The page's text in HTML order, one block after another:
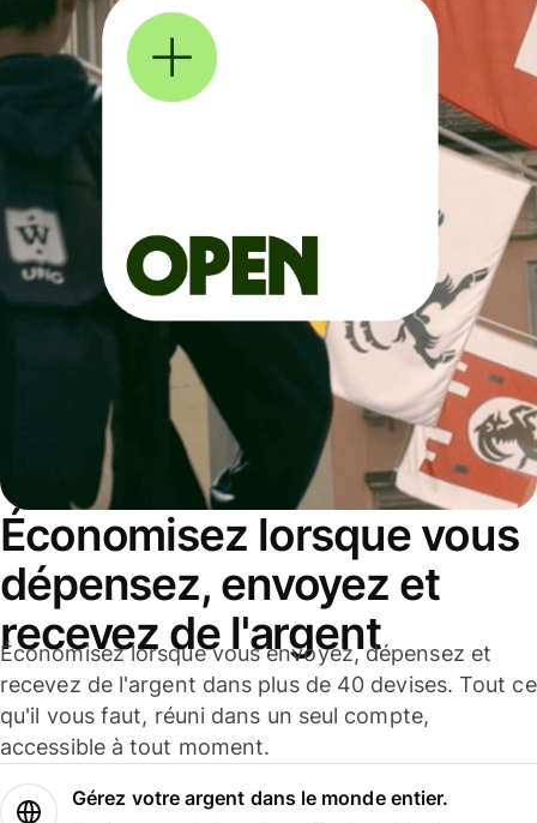
Économisez lorsque vous
dépensez, envoyez et
recevez de l'argent
Économisez lorsque vous envoyez, dépensez et
recevez de l'argent dans plus de 40 devises. Tout ce
qu'il vous faut, réuni dans un seul compte,
accessible à tout moment.
Gérez votre argent dans le monde entier.